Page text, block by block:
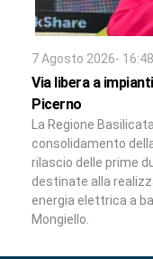
7 Agosto 2026- 16:48
Via libera a
Picerno
La Regione
consolidamento
rilascio delle prime
destinate alla
energia elettrica a
Mongiello.